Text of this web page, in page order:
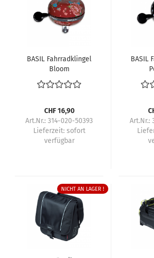
BASIL Fahrradklingel
Bloom
CHF 16,90
Art.Nr.: 314-020-50393
Lieferzeit: sofort
verfügbar
BASIL
Art.Nr.:
NICHT AN LAGER !